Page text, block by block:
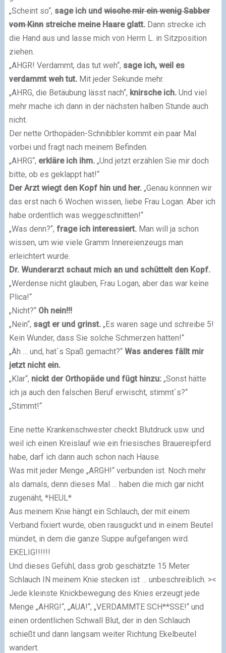
„Scheint so“, sage ich undwische mir ein wenig Sabber
vom Kinnstreiche meine Haare glatt.Dann strecke ich
die Hand aus und lasse mich von Herrn L. in Sitzposition
ziehen.
„AHGR! Verdammt, das tut weh“, sage ich, weil es
verdammt weh tut.Mit jeder Sekunde mehr.
„AHRG, die Betäubung lässt nach“, knirsche ich. Und viel
mehr mache ich dann in der nächsten halben Stunde auch
nicht.
Der nette Orthopäden-Schnibbler kommt ein paar Mal
vorbei und fragt nach meinem Befinden.
„AHRG“, erkläre ich ihm.„Und jetzt erzählen Sie mir doch
bitte, ob es geklappt hat!“
Der Arzt wiegt den Kopf hin und her.„Genau könnnen wir
das erst nach 6 Wochen wissen, liebe Frau Logan. Aber ich
habe ordentlich was weggeschnitten!“
„Was denn?“, frage ich interessiert.Man will ja schon
wissen, um wie viele Gramm Innereienzeugs man
erleichtert wurde.
Dr. Wunderarzt schaut mich an und schüttelt den Kopf.
„Werdense nicht glauben, Frau Logan, aber das war keine
Plica!“
„Nicht?“Oh nein!!!
„Nein“, sagt er und grinst.„Es waren sage und schreibe 5!
Kein Wunder, dass Sie solche Schmerzen hatten!“
„Äh … und, hat`s Spaß gemacht?“Was anderes fällt mir
jetzt nicht ein.
„Klar“, nickt der Orthopäde und fügt hinzu:„Sonst hätte
ich ja auch den falschen Beruf erwischt, stimmt`s?“
„Stimmt!“
Eine nette Krankenschwester checkt Blutdruck usw. und
weil ich einen Kreislauf wie ein friesisches Brauereipferd
habe, darf ich dann auch schon nach Hause.
Was mit jeder Menge „ARGH!“ verbunden ist. Noch mehr
als damals, denn dieses Mal … haben die mich gar nicht
zugenäht, *HEUL*
Aus meinem Knie hängt ein Schlauch, der mit einem
Verband fixiert wurde, oben rausguckt und in einem Beutel
mündet, in dem die ganze Suppe aufgefangen wird.
EKELIG!!!!!!
Und dieses Gefühl, dass grob geschätzte 15 Meter
Schlauch IN meinem Knie stecken ist … unbeschreiblich. ><
Jede kleinste Knickbewegung des Knies erzeugt jede
Menge „AHRG!“, „AUA!“, „VERDAMMTE SCH**SSE!“ und
einen ordentlichen Schwall Blut, der in den Schlauch
schießt und dann langsam weiter Richtung Ekelbeutel
wandert.